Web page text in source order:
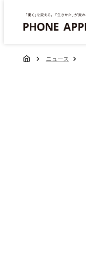
ニュース